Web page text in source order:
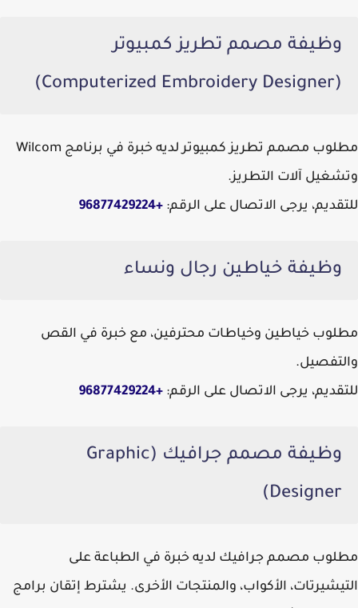
وظيفة مصمم تطريز كمبيوتر
(Computerized Embroidery Designer)
مطلوب مصمم تطريز كمبيوتر لديه خبرة في برنامج Wilcom
وتشغيل آلات التطريز.
للتقديم، يرجى الاتصال على الرقم: +96877429224
وظيفة خياطين رجال ونساء
مطلوب خياطين وخياطات محترفين، مع خبرة في القص
والتفصيل.
للتقديم، يرجى الاتصال على الرقم: +96877429224
وظيفة مصمم جرافيك (Graphic
Designer)
مطلوب مصمم جرافيك لديه خبرة في الطباعة على
التيشيرتات، الأكواب، والمنتجات الأخرى. يشترط إتقان برامج